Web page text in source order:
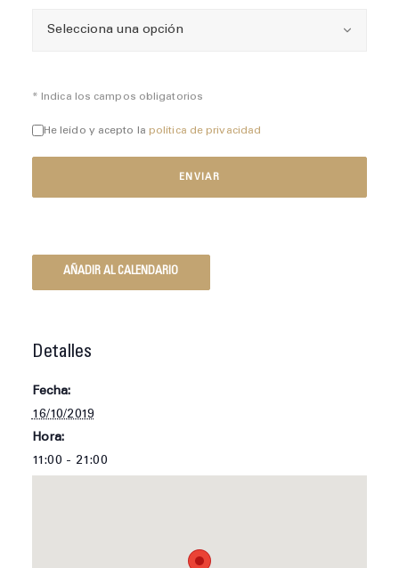
* Indica los campos obligatorios
He leído y acepto la política de privacidad
AÑADIR AL CALENDARIO
Detalles
Fecha:
16/10/2019
Hora:
11:00 - 21:00